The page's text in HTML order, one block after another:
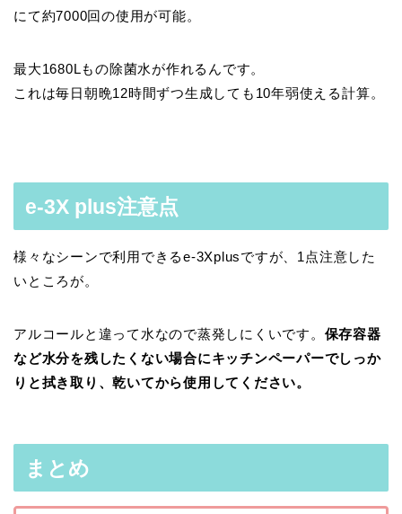
にて約7000回の使用が可能。
最大1680Lもの除菌水が作れるんです。
これは毎日朝晩12時間ずつ生成しても10年弱使える計算。
e-3X plus注意点
様々なシーンで利用できるe-3Xplusですが、1点注意した
いところが。
アルコールと違って水なので蒸発しにくいです。 保存容器
など水分を残したくない場合にキッチンペーパーでしっか
りと拭き取り、乾いてから使用してください。
まとめ